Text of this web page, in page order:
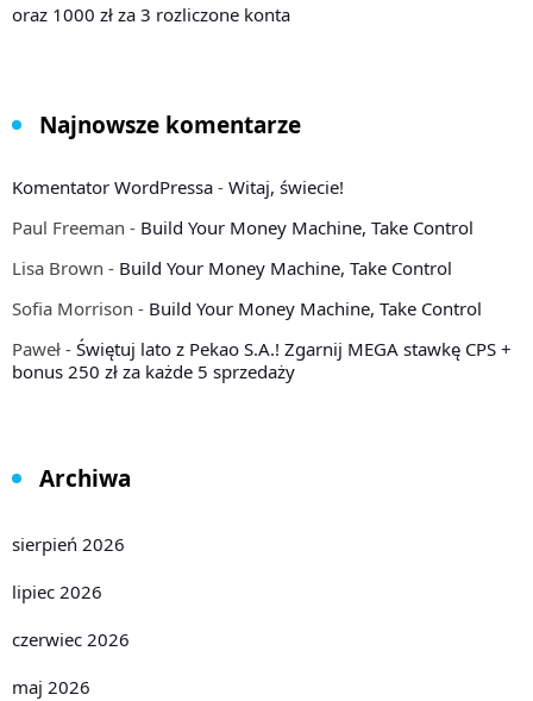
oraz 1000 zł za 3 rozliczone konta
Najnowsze komentarze
Komentator WordPressa - Witaj, świecie!
Paul Freeman - Build Your Money Machine, Take Control
Lisa Brown - Build Your Money Machine, Take Control
Sofia Morrison - Build Your Money Machine, Take Control
Paweł - Świętuj lato z Pekao S.A.! Zgarnij MEGA stawkę CPS +
bonus 250 zł za każde 5 sprzedaży
Archiwa
sierpień 2026
lipiec 2026
czerwiec 2026
maj 2026